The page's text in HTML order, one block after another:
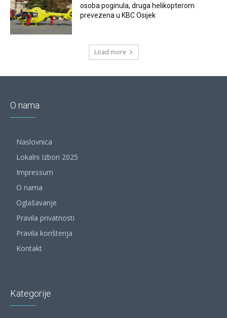
osoba poginula, druga helikopterom
prevezena u KBC Osijek
Load more
O nama
Naslovnica
Lokalni Izbori 2025
Impressum
O nama
Oglašavanje
Pravila privatnosti
Pravila korištenja
Kontakt
Kategorije